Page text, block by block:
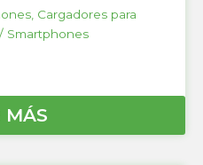
Cargadores para
Smartphones
MÁS